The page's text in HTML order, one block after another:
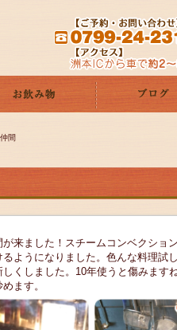
間
来ました！スチームコンベクショ
ようになりました。色んな料理試
くしました。10年使うと傷みます
ます。